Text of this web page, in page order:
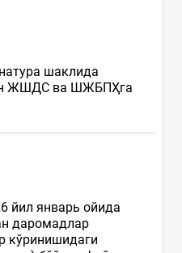
шаклида
ЖШДС ва ШЖБПҲга
йил январь ойида
даромадлар
кўринишидаги